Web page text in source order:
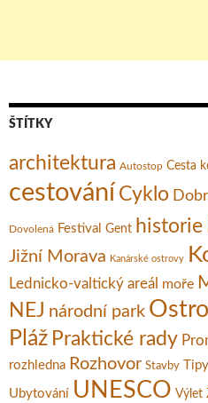
ŠTÍTKY
architektura Autostop Cesta
cestování Cyklo
Dovolená Festival Gent historie
Jižní Morava Kanárské ostrovy
Lednicko-valtický areál moře
NEJ národní park
Pláž Praktické rady
rozhledna Rozhovor Stavby
Ubytování UNESCO Výlet